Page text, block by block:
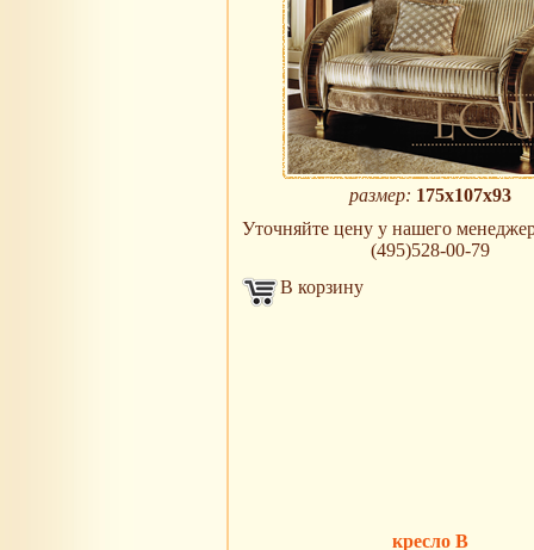
размер: 175х107х93
Уточняйте цену у нашего
(495)528-00-79
В корзину
кресло B